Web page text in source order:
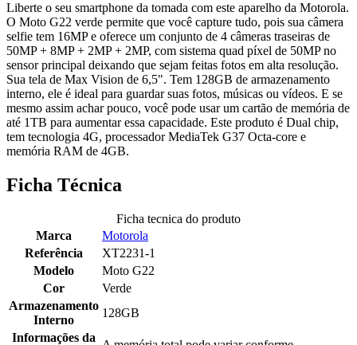
Liberte o seu smartphone da tomada com este aparelho da Motorola.
O Moto G22 verde permite que você capture tudo, pois sua câmera
selfie tem 16MP e oferece um conjunto de 4 câmeras traseiras de
50MP + 8MP + 2MP + 2MP, com sistema quad píxel de 50MP no
sensor principal deixando que sejam feitas fotos em alta resolução.
Sua tela de Max Vision de 6,5". Tem 128GB de armazenamento
interno, ele é ideal para guardar suas fotos, músicas ou vídeos. E se
mesmo assim achar pouco, você pode usar um cartão de memória de
até 1TB para aumentar essa capacidade. Este produto é Dual chip,
tem tecnologia 4G, processador MediaTek G37 Octa-core e
memória RAM de 4GB.
Ficha Técnica
Ficha tecnica do produto
Marca
Motorola
Referência
XT2231-1
Modelo
Moto G22
Cor
Verde
Armazenamento
Interno
128GB
Informações da